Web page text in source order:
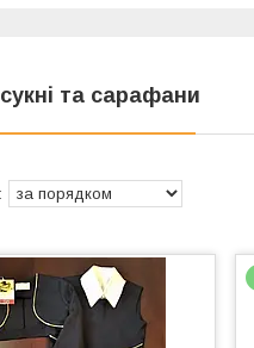
та сарафани